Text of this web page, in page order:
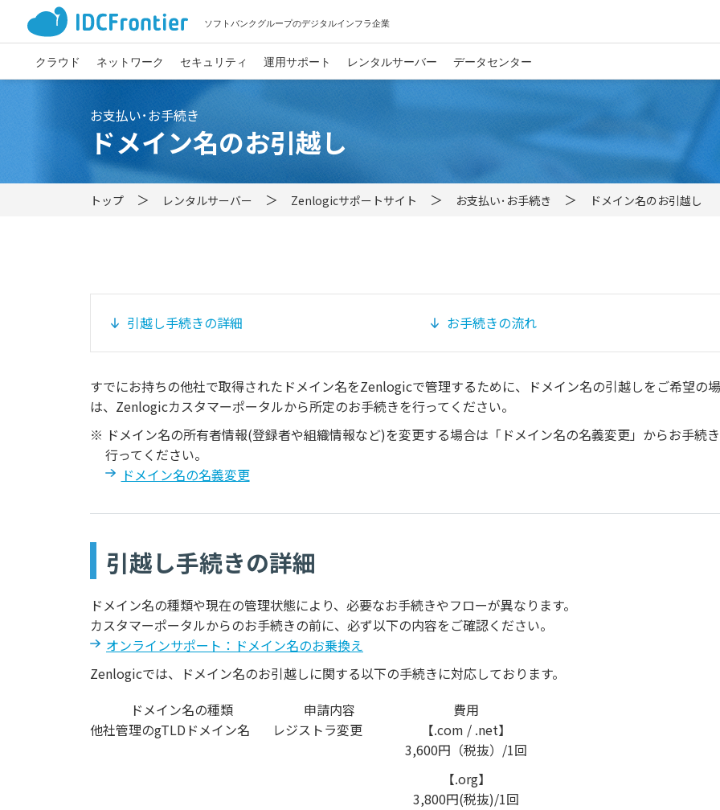
ソフトバンクグループのデジタルインフラ企業
クラウド ネットワーク セキュリティ 運用サポート レンタルサーバー データセンター
お支払い･お手続き
ドメイン名のお引越し
トップ レンタルサーバー Zenlogicサポートサイト お支払い･お手続き ドメイン名のお引越し
引越し手続きの詳細 お手続きの流れ
すでにお持ちの他社で取得されたドメイン名をZenlogicで管理するために、ドメイン名の引越しをご希望の
は、Zenlogicカスタマーポータルから所定のお手続きを行ってください。
※ ドメイン名の所有者情報(登録者や組織情報など)を変更する場合は「ドメイン名の名義変更」からお手続
行ってください。
ドメイン名の名義変更
引越し手続きの詳細
ドメイン名の種類や現在の管理状態により、必要なお手続きやフローが異なります。
カスタマーポータルからのお手続きの前に、必ず以下の内容をご確認ください。
オンラインサポート：ドメイン名のお乗換え
Zenlogicでは、ドメイン名のお引越しに関する以下の手続きに対応しております。
ドメイン名の種類
申請内容
費用
他社管理のgTLDドメイン名
レジストラ変更
【.com / .net】
3,600円（税抜）/1回
【.org】
3,800円(税抜)/1回